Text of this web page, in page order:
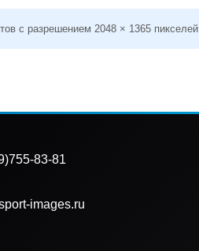
с разрешением 2048 × 1365 пикселей.
83-81
images.ru